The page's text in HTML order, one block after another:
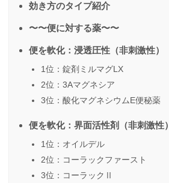
効き方のタイプ紹介
〜〜便に対する薬〜〜
便を軟化：浸透圧性（非刺激性）
1位：錠剤ミルマグLX
2位：3Aマグネシア
3位：酸化マグネシウムE便秘薬
便を軟化：界面活性剤（非刺激性）
1位：オイルデル
2位：コーラックファースト
3位：コーラックⅡ